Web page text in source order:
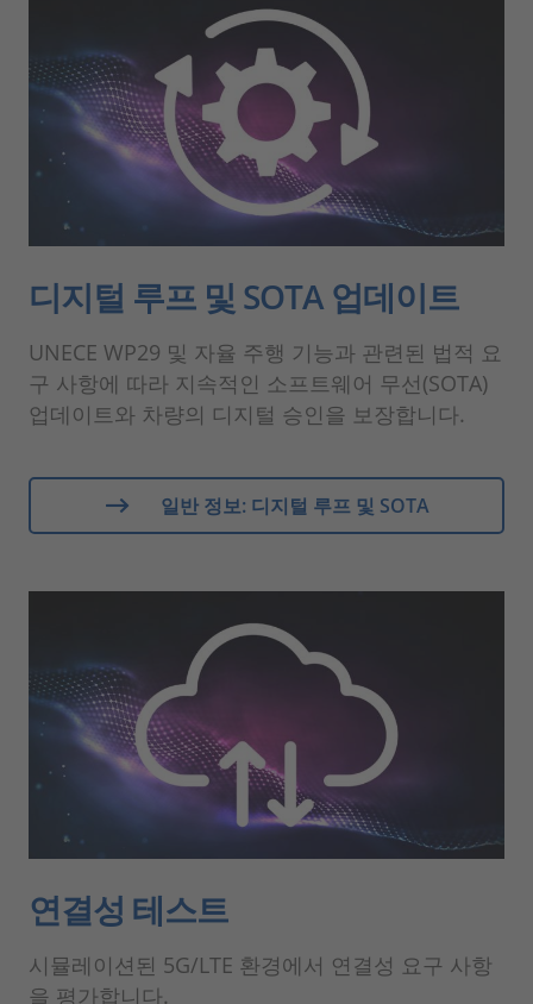
디지털 루프 및 SOTA 업데이트
UNECE WP29 및 자율 주행 기능과 관련된 법적 요
구 사항에 따라 지속적인 소프트웨어 무선(SOTA)
업데이트와 차량의 디지털 승인을 보장합니다.
일반 정보: 디지털 루프 및 SOTA
연결성 테스트
시뮬레이션된 5G/LTE 환경에서 연결성 요구 사항
을 평가합니다.